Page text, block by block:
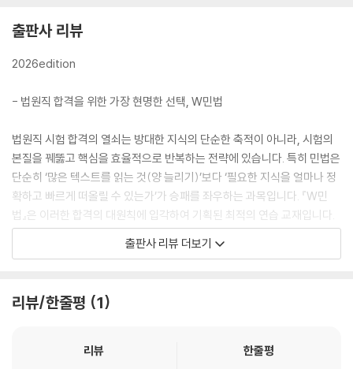
(이하 생략)
제1절 점유권 서론 224
Ⅲ.점유의 관념화 _225
Ⅳ.점유의 모습 _225
(이하 생략)
제3장/소유권 _241
Ⅰ.서 설 _241
출판사 리뷰
2026edition
- 법원직 합격을 위한 가장 현명한 선택, W민법
법원직 시험 합격의 열쇠는 방대한 지식의 단순한 축적이 아니라, 시험의
본질을 꿰뚫고 핵심을 효율적으로 반복하는 전략에 있습니다. 특히 민법은
단순히 ‘많은 텍스트를 읽는 것(양 늘리기)’보다 ‘필요한 지식을 얼마나 정
확하고 빠르게 떠올릴 수 있는가’가 승패를 좌우하는 과목입니다. 『W민
법』은 이러한 합격의 대원칙에 입각하여 기획된 최적의 연습 교재입니다.
이번 개정 작업에서는 교재의 정체성을 강화하기 위해 다음과 같은 부분에
명쾌하게 해설하였습니다.
둘째,판례의 변경 사항을 빠짐없이 반영하였으며, 최신 중요 판례를 ‘출제
출판사 리뷰 더보기
리뷰/한줄평 1
리뷰
한줄평